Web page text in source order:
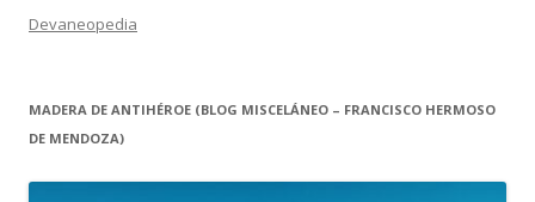
Devaneopedia
MADERA DE ANTIHÉROE (BLOG MISCELÁNEO – FRANCISCO HERMOSO
DE MENDOZA)